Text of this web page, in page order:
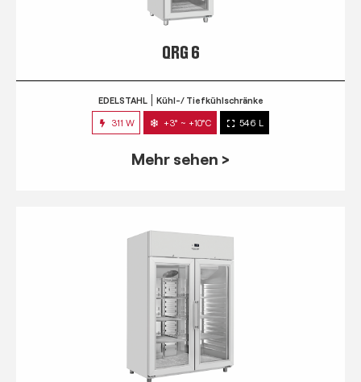
QRG 6
EDELSTAHL Kühl-/ Tiefkühlschränke
311 W +3° ~ +10°C 546 L
Mehr sehen >